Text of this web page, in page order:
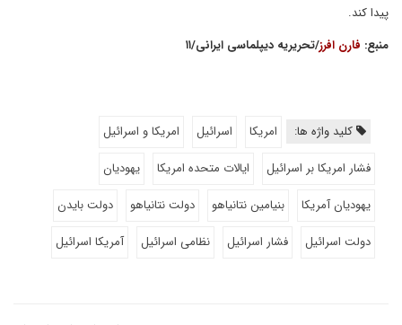
پیدا کند.
منبع: فارن افرز/تحریریه دیپلماسی ایرانی/۱۱
کلید واژه ها: امریکا اسرائیل
امریکا و اسرائیل
فشار امریکا بر اسرائیل
ایالات متحده امریکا
یهودیان
یهودیان آمریکا
بنیامین نتانیاهو دولت نتانیاهو
دولت بایدن
دولت اسرائیل
فشار اسرائیل نظامی اسرائیل آمریکا اسرائیل